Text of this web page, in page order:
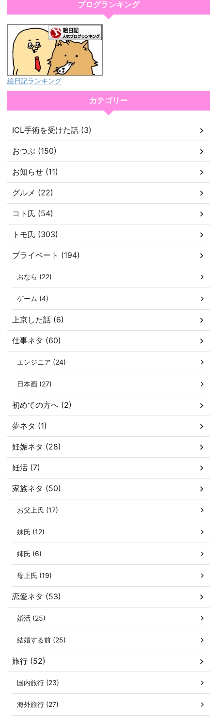
ブログランキング
絵日記ランキング
カテゴリー
ICL手術を受けた話 (3)
おつぶ (150)
お知らせ (11)
グルメ (22)
コト氏 (54)
トモ氏 (303)
プライベート (194)
おなら (22)
ゲーム (4)
上京した話 (6)
仕事ネタ (60)
エンジニア (24)
日本画 (27)
初めての方へ (2)
夢ネタ (1)
妊娠ネタ (28)
妊活 (7)
家族ネタ (50)
お父上氏 (17)
妹氏 (12)
姉氏 (6)
母上氏 (19)
恋愛ネタ (53)
婚活 (25)
結婚する前 (25)
旅行 (52)
国内旅行 (23)
海外旅行 (27)